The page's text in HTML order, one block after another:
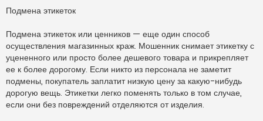
Подмена этикеток
Подмена этикеток или ценников — еще один способ
осуществления магазинных краж. Мошенник снимает этикетку с
уцененного или просто более дешевого товара и прикрепляет
ее к более дорогому. Если никто из персонала не заметит
подмены, покупатель заплатит низкую цену за какую-нибудь
дорогую вещь. Этикетки легко поменять только в том случае,
если они без повреждений отделяются от изделия.